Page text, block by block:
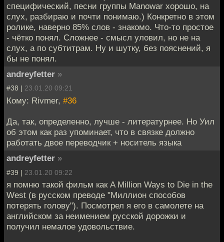
специфический, песни группы Manowar хорошо, на
слух, разбираю и почти понимаю.) Конкретно в этом
ролике, наверно 85% слов - знакомо. Что-то простое
- чётко понял. Сложнее - смысл уловил, но не на
слух, а по субтитрам. Ну и шутку, без пояснений, я
бы не понял.
andreyfetter »
#38 | 23.01.20 09:21
Кому: Rivmer, #36
Да, так, определенно, лучше - литературнее. Но Уил
об этом как раз упоминает, что в связке должно
работать двое переводчик + носитель языка
andreyfetter »
#39 | 23.01.20 09:22
я помню такой фильм как A Million Ways to Die in the
West (в русском преводе "Миллион способов
потерять голову"). Посмотрел я его в самолете на
английском за неимением русской дорожки и
получил немалое удовольствие.